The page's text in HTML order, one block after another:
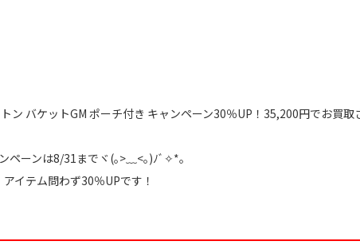
ン バケットGM ポーチ付き キャンペーン30％UP！35,200円でお買取
ペーンは8/31までヾ(｡>﹏<｡)ﾉﾞ✧*。
イテム問わず30％UPです！